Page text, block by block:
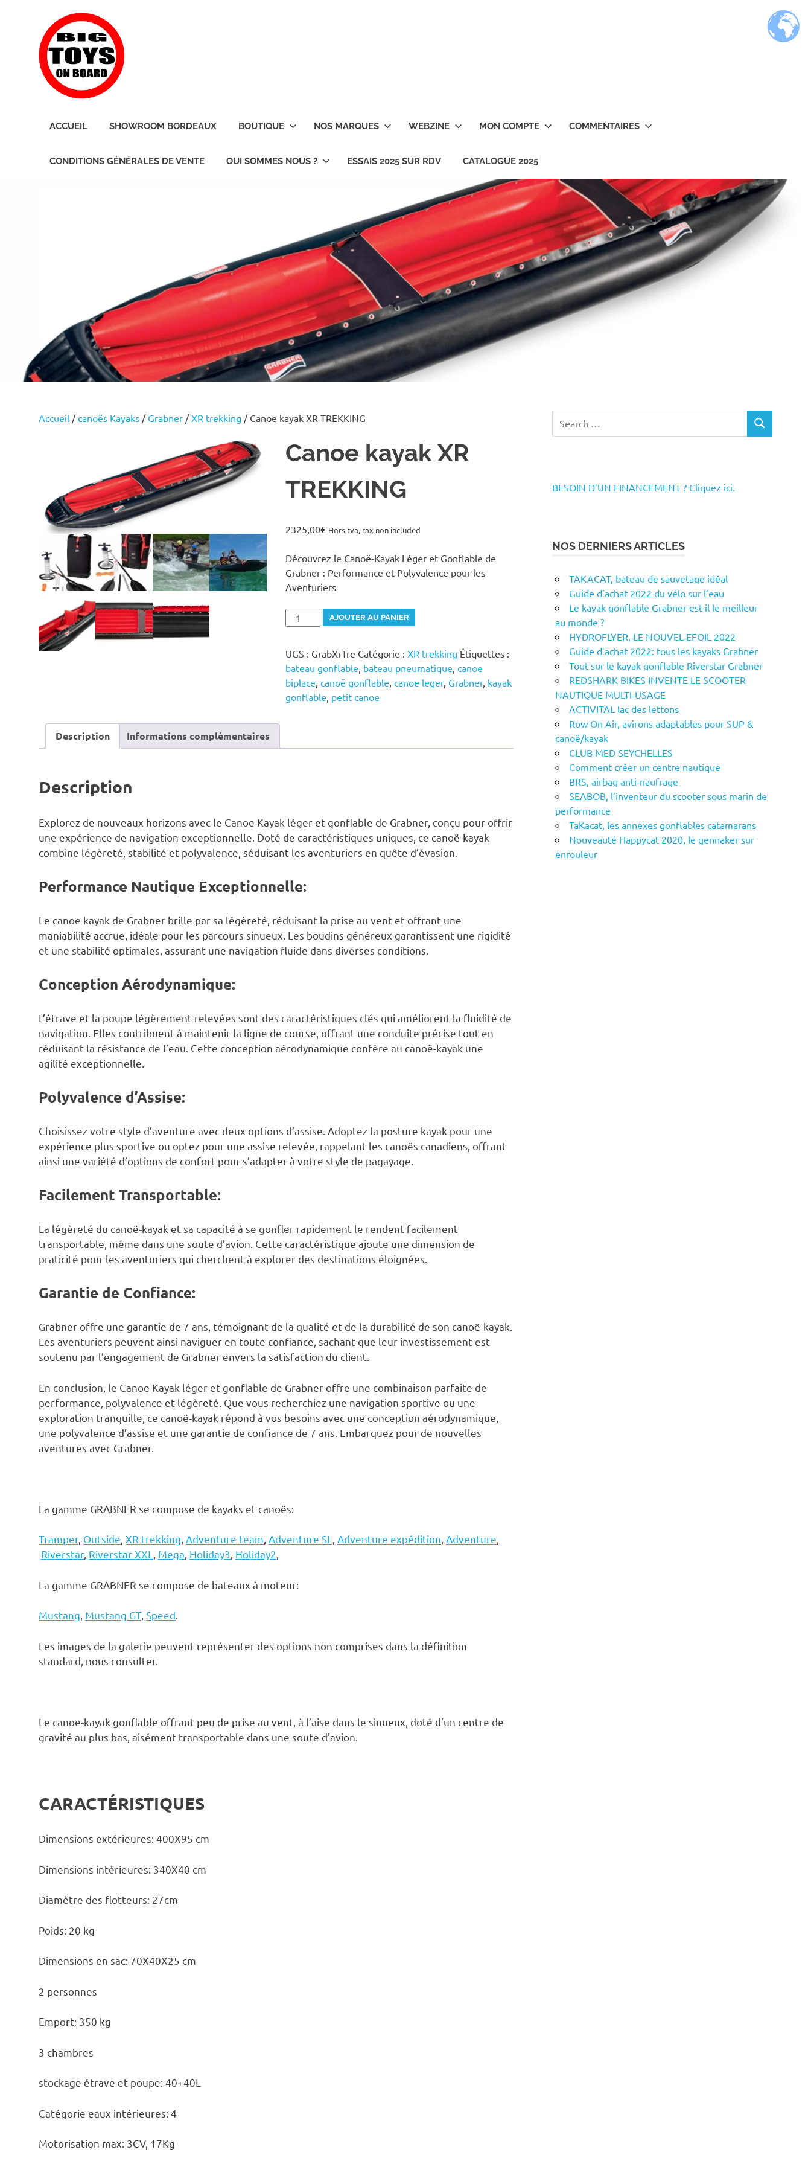
BOARD
BORD
ENFANTS
ACCUEIL SHOWROOM BORDEAUX BOUTIQUE NOS MARQUES WEBZINE MON COMPTE COMMENTAIRES
CONDITIONS GÉNÉRALES DE VENTE QUI SOMMES NOUS ? ESSAIS 2025 SUR RDV CATALOGUE 2025
Accueil /canoës Kayaks / Grabner /XR trekking / Canoe kayak XR TREKKING
Canoe kayak XR
TREKKING
2325,00€ Hors tva, tax non included
Découvrez le Canoë-Kayak Léger et Gonflable de
Grabner : Performance et Polyvalence pour les
Aventuriers
quantité
de
kayak
XR
TREKKING
AJOUTER AU PANIER
UGS : GrabXrTre Catégorie :XR trekking Étiquettes :
bateau gonflable bateau pneumatique ,canoe
biplace ,canoë gonflable ,canoe leger, Grabner, kayak
gonflable petit canoe
Description Informations complémentaires
Description
Explorez de nouveaux horizons avec le Canoe Kayak léger et gonflable de Grabner, conçu pour offrir
une expérience de navigation exceptionnelle. Doté de caractéristiques uniques, ce canoë-kayak
combine légèreté, stabilité et polyvalence, séduisant les aventuriers en quête d’évasion.
Performance Nautique Exceptionnelle:
Le canoe kayak de Grabner brille par sa légèreté, réduisant la prise au vent et offrant une
maniabilité accrue, idéale pour les parcours sinueux. Les boudins généreux garantissent une rigidité
et une stabilité optimales, assurant une navigation fluide dans diverses conditions.
Conception Aérodynamique:
L’étrave et la poupe légèrement relevées sont des caractéristiques clés qui améliorent la fluidité de
navigation. Elles contribuent à maintenir la ligne de course, offrant une conduite précise tout en
réduisant la résistance de l’eau. Cette conception aérodynamique confère au canoë-kayak une
agilité exceptionnelle.
Polyvalence d’Assise:
Choisissez votre style d’aventure avec deux options d’assise. Adoptez la posture kayak pour une
expérience plus sportive ou optez pour une assise relevée, rappelant les canoës canadiens, offrant
ainsi une variété d’options de confort pour s’adapter à votre style de pagayage.
Facilement Transportable:
La légèreté du canoë-kayak et sa capacité à se gonfler rapidement le rendent facilement
transportable, même dans une soute d’avion. Cette caractéristique ajoute une dimension de
praticité pour les aventuriers qui cherchent à explorer des destinations éloignées.
Garantie de Confiance:
Grabner offre une garantie de 7 ans, témoignant de la qualité et de la durabilité de son canoë-kayak.
Les aventuriers peuvent ainsi naviguer en toute confiance, sachant que leur investissement est
soutenu par l’engagement de Grabner envers la satisfaction du client.
En conclusion, le Canoe Kayak léger et gonflable de Grabner offre une combinaison parfaite de
performance, polyvalence et légèreté. Que vous recherchiez une navigation sportive ou une
exploration tranquille, ce canoë-kayak répond à vos besoins avec une conception aérodynamique,
une polyvalence d’assise et une garantie de confiance de 7 ans. Embarquez pour de nouvelles
aventures avec Grabner.
La gamme GRABNER se compose de kayaks et canoës:
Tramper, Outside, XR trekking, Adventure team, Adventure SL , Adventure expédition, Adventure,
Riverstar, Riverstar XXL , Mega, Holiday3, Holiday2,
La gamme GRABNER se compose de bateaux à moteur:
Mustang, Mustang GT, Speed.
Les images de la galerie peuvent représenter des options non comprises dans la définition
standard, nous consulter.
Le canoe-kayak gonflable offrant peu de prise au vent, à l’aise dans le sinueux, doté d’un centre de
gravité au plus bas, aisément transportable dans une soute d’avion.
CARACTÉRISTIQUES
Dimensions extérieures: 400X95 cm
Dimensions intérieures: 340X40 cm
Diamètre des flotteurs: 27cm
Poids: 20 kg
Dimensions en sac: 70X40X25 cm
2 personnes
Emport: 350 kg
3 chambres
stockage étrave et poupe: 40+40L
Catégorie eaux intérieures: 4
Motorisation max: 3CV, 17Kg
for:
SEARCH
BESOIN D’UN FINANCEMENT ? Cliquez ici.
NOS DERNIERS ARTICLES
TAKACAT, bateau de sauvetage idéal
Guide d’achat 2022 du vélo sur l’eau
Le kayak gonflable Grabner est-il le meilleur
au monde ?
HYDROFLYER, LE NOUVEL EFOIL 2022
Guide d’achat 2022: tous les kayaks Grabner
Tout sur le kayak gonflable Riverstar Grabner
REDSHARK BIKES INVENTE LE SCOOTER
NAUTIQUE MULTI-USAGE
ACTIVITAL lac des lettons
Row On Air, avirons adaptables pour SUP &
canoë/kayak
CLUB MED SEYCHELLES
Comment créer un centre nautique
BRS, airbag anti-naufrage
SEABOB, l’inventeur du scooter sous marin de
performance
TaKacat, les annexes gonflables catamarans
Nouveauté Happycat 2020, le gennaker sur
enrouleur